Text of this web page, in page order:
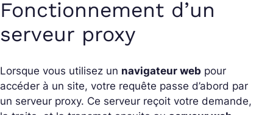
Fonctionnement d’un
serveur proxy
Lorsque vous utilisez un navigateur web pour
accéder à un site, votre requête passe d’abord par
un serveur proxy. Ce serveur reçoit votre demande,